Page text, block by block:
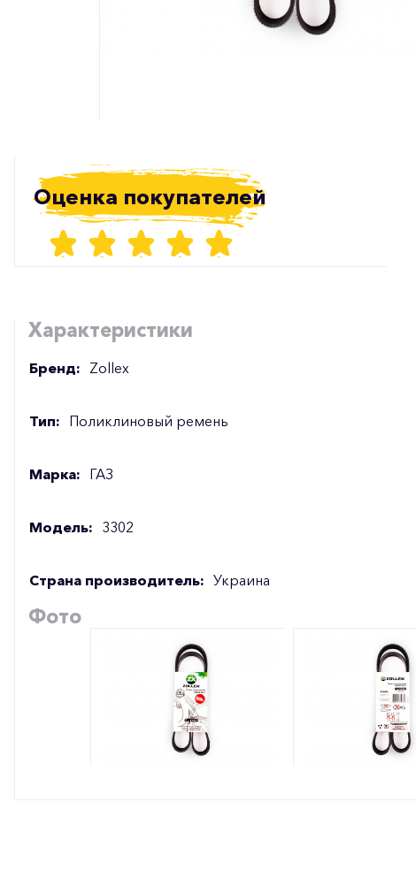
Оценка покупателей
Характеристики
Бренд: Zollex
Тип: Поликлиновый ремень
Марка: ГАЗ
Модель: 3302
Страна производитель: Украина
Фото